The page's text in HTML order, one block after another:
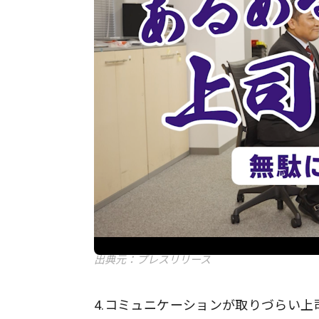
出典元：プレスリリース
4.コミュニケーションが取りづらい上